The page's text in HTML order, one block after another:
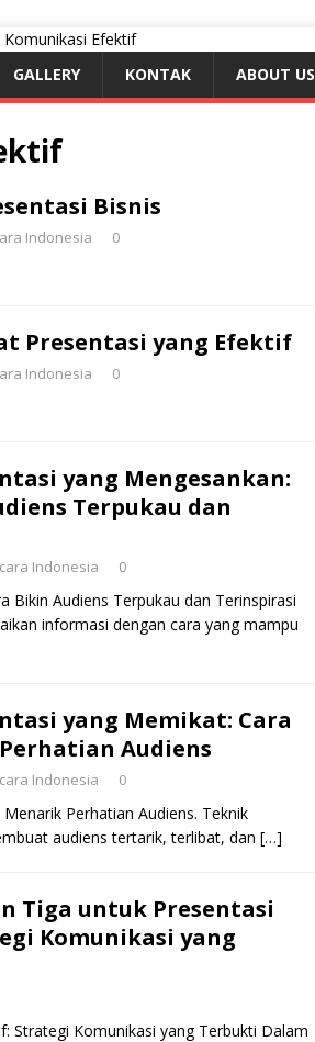
GALLERY KONTAK ABOUT US
Bisnis
Indonesia 0
Presentasi yang Efektif
Indonesia 0
yang Mengesankan:
Terpukau dan
Indonesia 0
Bikin Audiens Terpukau dan Terinspirasi
informasi dengan cara yang mampu
yang Memikat: Cara
Audiens
Indonesia 0
Perhatian Audiens. Teknik
audiens tertarik, terlibat, dan […]
Tiga untuk Presentasi
Komunikasi yang
Strategi Komunikasi yang Terbukti Dalam